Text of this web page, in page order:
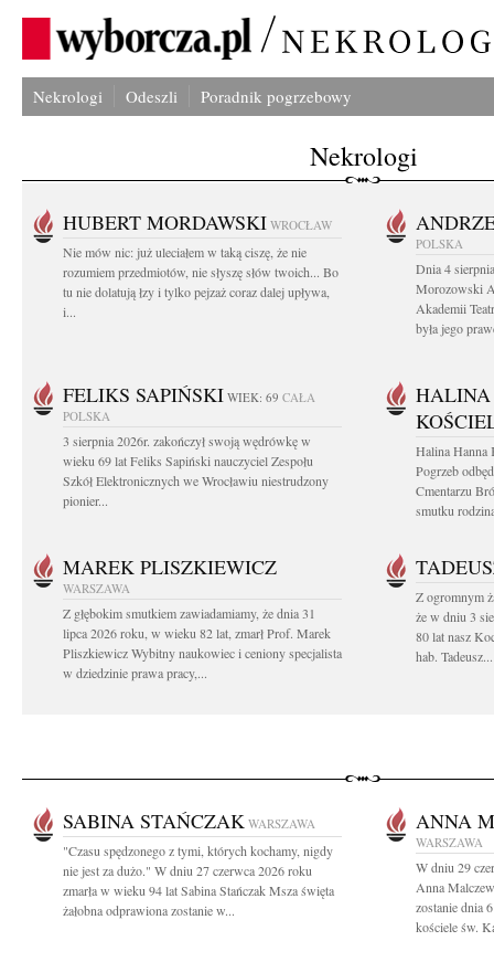
Nekrologi Odeszli Poradnik pogrzebowy
Nekrologi
HUBERT MORDAWSKI WROCŁAW
Nie mów nic: już uleciałem w taką ciszę, że nie
rozumiem przedmiotów, nie słyszę słów twoich... Bo
tu nie dolatują łzy i tylko pejzaż coraz dalej upływa,
i...
POLSKA
Dnia 4
Morozowski
Akademii
była jego
FELIKS SAPIŃSKI WIEK: 69 CAŁA
POLSKA
3 sierpnia 2026r. zakończył swoją wędrówkę w
wieku 69 lat Feliks Sapiński nauczyciel Zespołu
Szkół Elektronicznych we Wrocławiu niestrudzony
pionier...
Halina Hanna
Pogrzeb
Cmentarzu
smutku
MAREK PLISZKIEWICZ
WARSZAWA
Z głębokim smutkiem zawiadamiamy, że dnia 31
lipca 2026 roku, w wieku 82 lat, zmarł Prof. Marek
Pliszkiewicz Wybitny naukowiec i ceniony specjalista
w dziedzinie prawa pracy,...
Z ogromnym
że w dniu 3
80 lat nasz
hab. Tadeusz...
SABINA STAŃCZAK WARSZAWA
"Czasu spędzonego z tymi, których kochamy, nigdy
nie jest za dużo." W dniu 27 czerwca 2026 roku
zmarła w wieku 94 lat Sabina Stańczak Msza święta
żałobna odprawiona zostanie w...
ANNA
WARSZAWA
W dniu 29
Anna
zostanie dnia
kościele św.